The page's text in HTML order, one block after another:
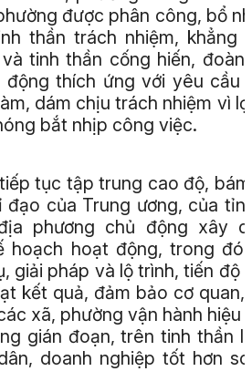
được phân công, bổ
thần trách nhiệm, khẳng
tinh thần cống hiến, đoàn
động thích ứng với yêu cầu
dám chịu trách nhiệm vì
bắt nhịp công việc.
tục tập trung cao độ,
đạo của Trung ương, của
phương chủ động xây
hoạch hoạt động, trong đó
giải pháp và lộ trình, tiến độ
kết quả, đảm bảo cơ quan,
xã, phường vận hành hiệu
gián đoạn, trên tinh thần
doanh nghiệp tốt hơn